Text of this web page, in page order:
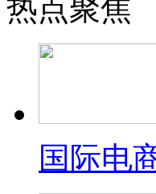
热点聚焦
国际电